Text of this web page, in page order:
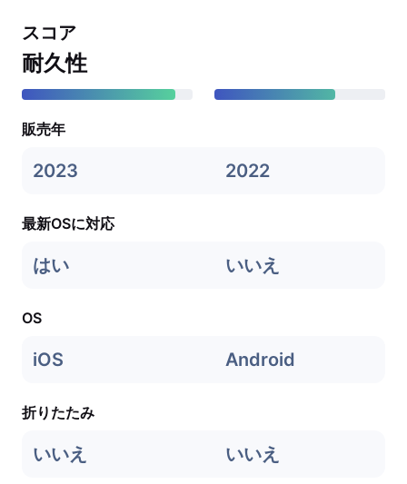
スコア
耐久性
販売年
2023 2022
最新OSに対応
はい いいえ
OS
iOS Android
折りたたみ
いいえ いいえ